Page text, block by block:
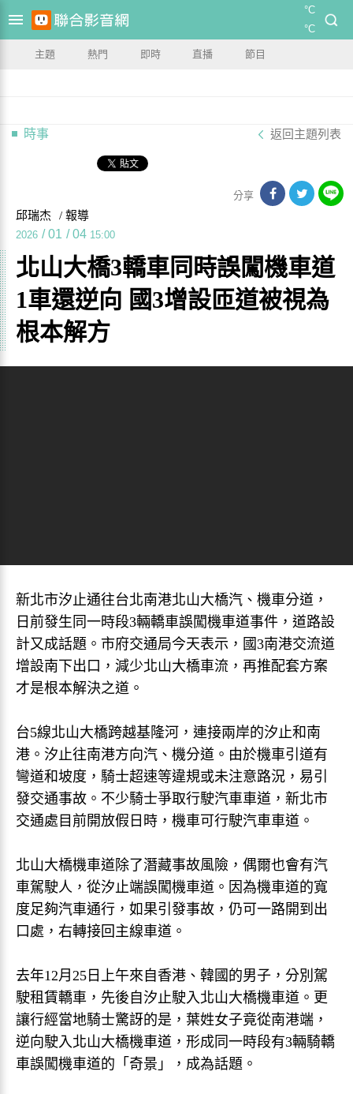
°C
°C
主題 熱門 即時 直播 節目
時事 返回主題列表
分享
邱瑞杰 / 報導
2026 / 01 / 04 15:00
北山大橋3轎車同時誤闖機車道
1車還逆向 國3增設匝道被視為
根本解方
新北市汐止通往台北南港北山大橋汽、機車分道，
日前發生同一時段3輛轎車誤闖機車道事件，道路設
計又成話題。市府交通局今天表示，國3南港交流道
增設南下出口，減少北山大橋車流，再推配套方案
才是根本解決之道。
台5線北山大橋跨越基隆河，連接兩岸的汐止和南
港。汐止往南港方向汽、機分道。由於機車引道有
彎道和坡度，騎士超速等違規或未注意路況，易引
發交通事故。不少騎士爭取行駛汽車車道，新北市
交通處目前開放假日時，機車可行駛汽車車道。
北山大橋機車道除了潛藏事故風險，偶爾也會有汽
車駕駛人，從汐止端誤闖機車道。因為機車道的寬
度足夠汽車通行，如果引發事故，仍可一路開到出
口處，右轉接回主線車道。
去年12月25日上午來自香港、韓國的男子，分別駕
駛租賃轎車，先後自汐止駛入北山大橋機車道。更
讓行經當地騎士驚訝的是，葉姓女子竟從南港端，
逆向駛入北山大橋機車道，形成同一時段有3輛騎轎
車誤闖機車道的「奇景」，成為話題。